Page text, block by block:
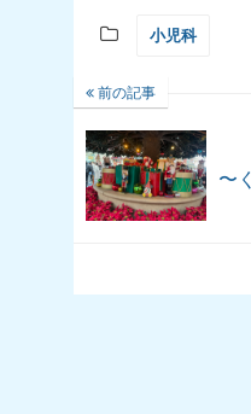
小児科
前の記事
〜